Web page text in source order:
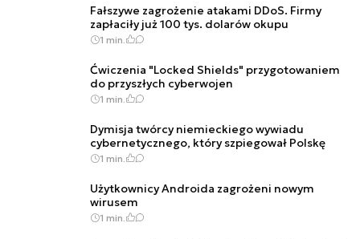
Fałszywe zagrożenie atakami DDoS. Firmy
zapłaciły już 100 tys. dolarów okupu
1 min.
Ćwiczenia "Locked Shields" przygotowaniem
do przyszłych cyberwojen
1 min.
Dymisja twórcy niemieckiego wywiadu
cybernetycznego, który szpiegował Polskę
1 min.
Użytkownicy Androida zagrożeni nowym
wirusem
1 min.